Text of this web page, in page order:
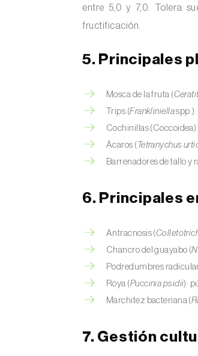
entre 5,0 y 7,0. Tolera
fructificación.
5. Principales
Mosca de la fruta (
Trips (Frankliniellaspp.):
Cochinillas
Ácaros ( Tetranychus
Barrenadores de tallo y
6. Principales
Antracnosis (
Chancro del guayabo (
Podredumbres
Roya (Puccinia psidii):
Marchitez bacteriana (
7. Gestión